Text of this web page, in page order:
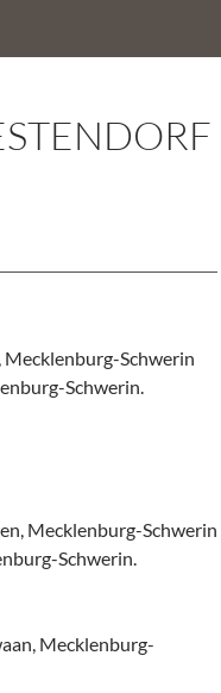
Schwerin
Schwerin.
Mecklenburg-Schwerin
Schwerin.
Mecklenburg-